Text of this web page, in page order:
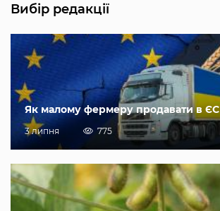
Вибір редакції
Як малому фермеру продавати в ЄС
3 липня 775